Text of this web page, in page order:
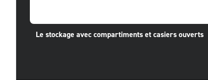
Le stockage avec compartiments et casiers ouverts